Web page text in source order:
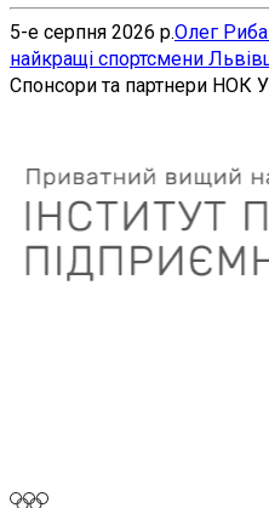
5-е серпня 2026 р.Олег
найкращі спортсмени
Спонсори та партнери НОК